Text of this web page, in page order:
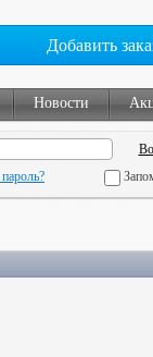
Добавить
Новости